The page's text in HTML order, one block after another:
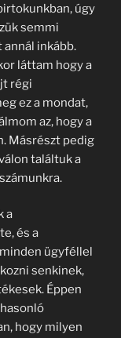
úgy
semmi
annál inkább.
láttam hogy a
régi
ez a mondat,
az, hogy a
Másrészt pedig
találtuk a
a
és a
ügyféllel
senkinek,
Éppen
hogy milyen